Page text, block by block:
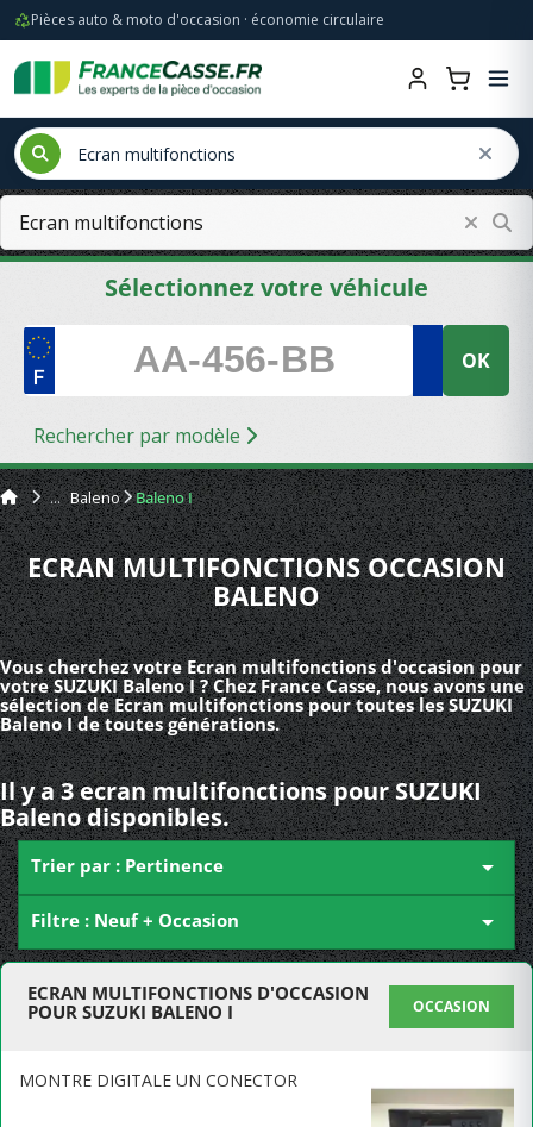
Pièces auto & moto d'occasion · économie circulaire
Sélectionnez votre véhicule
OK
Rechercher par modèle
Baleno Baleno I
ECRAN MULTIFONCTIONS OCCASION
BALENO
Vous cherchez votre Ecran multifonctions d'occasion pour
votre SUZUKI Baleno I ? Chez France Casse, nous avons une
sélection de Ecran multifonctions pour toutes les SUZUKI
Baleno I de toutes générations.
Il y a 3 ecran multifonctions pour SUZUKI
Baleno disponibles.
Trier par : Pertinence 
Filtre : Neuf + Occasion 
ECRAN MULTIFONCTIONS D'OCCASION
POUR SUZUKI BALENO I
OCCASION
MONTRE DIGITALE UN CONECTOR